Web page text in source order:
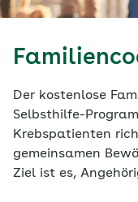
Der kostenlose
Selbsthilfe-
Krebspatienten
gemeinsamen
Ziel ist es,